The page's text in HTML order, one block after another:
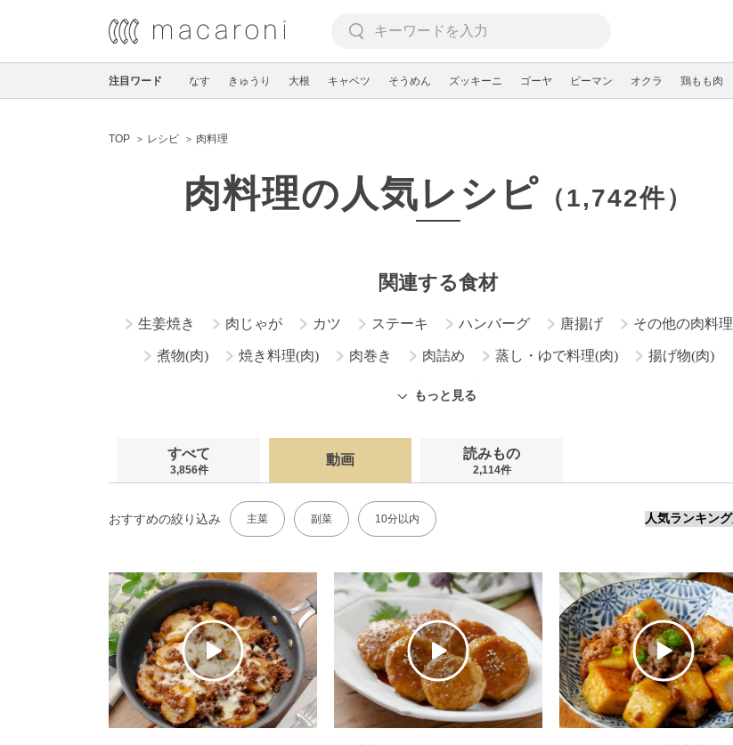
注目ワード なす きゅうり 大根 キャベツ そうめん ズッキーニ ゴーヤ ピーマン オクラ 鶏もも肉
TOP レシピ 肉料理
肉料理の人気レシピ （1,742件）
関連する食材
生姜焼き 肉じゃが カツ ステーキ ハンバーグ 唐揚げ その他の肉料理
煮物(肉) 焼き料理(肉) 肉巻き 肉詰め 蒸し・ゆで料理(肉) 揚げ物(肉)
そぼろ・肉味噌 炒め物(肉)
もっと見る
すべて
3,856件
動画 読みもの
2,114件
おすすめの絞り込み 主菜 副菜 10分以内